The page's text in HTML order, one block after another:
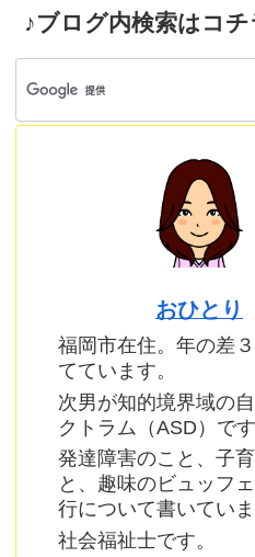
♪ブログ内検索はコチ
おひとり
福岡市在住。年の差
てています。
次男が知的境界域の
クトラム（ASD）です
発達障害のこと、子
と、趣味のビュッフ
行について書いていま
社会福祉士です。